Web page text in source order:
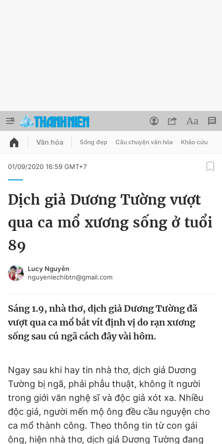
QUẢNG CÁO
Chuyên mục
Chào ngày mới
Video Magazine
Tiện ích Bạn cần biết
Thông tin tòa soạn Liên hệ quảng cáo
Đổi mật khẩu
Tin đã lưu
Đăng xuất
Văn hóa Sống đẹp Câu chuyện văn hóa Khảo cứu
01/09/2020 16:59 GMT+7
Dịch giả Dương Tường vượt
qua ca mổ xương sống ở tuổi
89
Lucy Nguyễn
nguyenlechibtn@gmail.com
Sáng 1.9, nhà thơ, dịch giả Dương Tường đã
vượt qua ca mổ bắt vít định vị do rạn xương
sống sau cú ngã cách đây vài hôm.
Ngay sau khi hay tin nhà thơ, dịch giả Dương
Tường bị ngã, phải phẫu thuật, không ít người
trong giới văn nghệ sĩ và độc giả xót xa. Nhiều
độc giả, người mến mộ ông đều cầu nguyện cho
ca mổ thành công. Theo thông tin từ con gái
ông, hiện nhà thơ, dịch giả Dương Tường đang